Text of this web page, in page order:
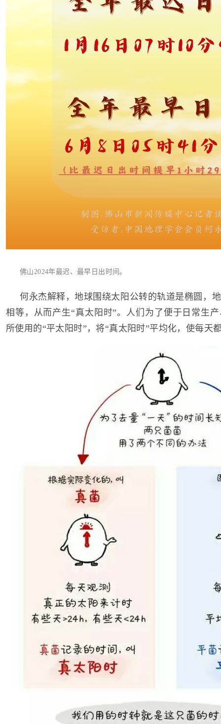
佛山2024年最迟、最早日出时间。
何永杰解释，地球围绕太阳公转的轨道是椭圆，
相等，从而产生“真太阳时”。人们为了便于日常生
所使用的“平太阳时”，将“真太阳时”平均化，使每天